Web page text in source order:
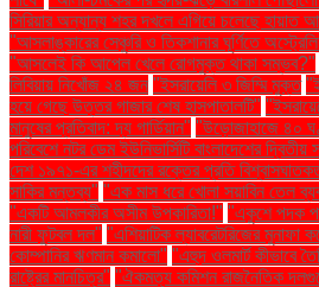
সিরিয়ার অন্যান্য শহর দখলে এগিয়ে চলেছে হায়াত
"আসলাঙ্কারের সেঞ্চুরি ও তিকশানার ঘূর্ণিতে
"আসলেই কি আপেল খেলে রোগমুক্ত থাকা সম্ভব?"
লিবিয়ায় নিখোঁজ ২৪ জন "ইসরায়েলি ৩ জিম্মি মুক্ত
হয়ে গেছে উত্তর গাজার শেষ হাসপাতালটি"
মানুষের প্রতিবাদ: দ্য গার্ডিয়ান" "উড়োজাহাজে ৪০
পরিবেশে নটর ডেম ইউনিভার্সিটি বাংলাদেশের
দেশ ১৯৭১-এর শহীদদের রক্তের প্রতি
সাকির মন্তব্য" "এক মাস ধরে খোলা সয়াবিন তেল
"একটি আমলকীর অসীম উপকারিতা!" "একুশে পদক
নারী ফুটবল দল" "এশিয়াটিক ল্যাবরেটরিজের মুনাফা
কোম্পানির ঋণমান কমালো" "এহুদ ওলমার্ট কীভাবে
রাষ্ট্রের মানচিত্র" "ঐকমত্য কমিশন রাজনৈতিক